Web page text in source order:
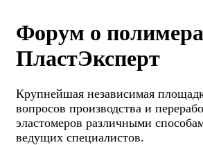
Форум о
ПластЭксперт
Крупнейшая независимая
вопросов производства и
эластомеров различными
ведущих специалистов.